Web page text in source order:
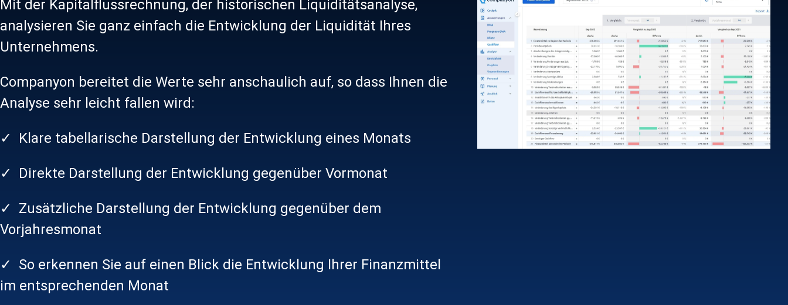
Segmentierungen | Virtuelle
Kostenstellen
Konsolidierung mehrerer Unternehmen
Auswertung einzelner
Bau & Immobilienverwaltung
Steuer- und Unternehmensberater
Mit der Kapitalflussrechnung, der historischen Liquiditätsanalyse,
analysieren Sie ganz einfach die Entwicklung der Liquidität Ihres
Unternehmens.
Companyon bereitet die Werte sehr anschaulich auf, so dass Ihnen die
Analyse sehr leicht fallen wird:
✓ Klare tabellarische Darstellung der Entwicklung eines Monats
✓ Direkte Darstellung der Entwicklung gegenüber Vormonat
✓ Zusätzliche Darstellung der Entwicklung gegenüber dem
Vorjahresmonat
✓ So erkennen Sie auf einen Blick die Entwicklung Ihrer Finanzmittel
im entsprechenden Monat